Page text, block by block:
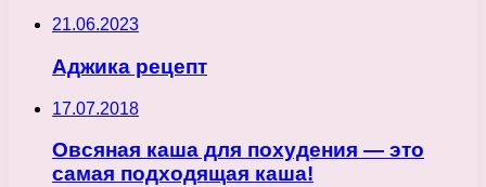
21.06.2023
Аджика рецепт
17.07.2018
Овсяная каша для похудения — это
самая подходящая каша!